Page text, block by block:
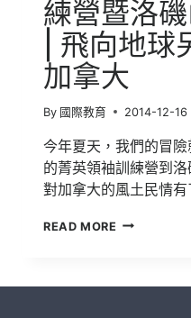
山
脈
生
態
之
旅
加
拿
大
同
學
練營暨洛
| 飛向地
加拿大
By 國際教育 2014-12-16
今年夏天，我們的冒
的菁英領袖訓練營到
對加拿大的風土民情
READ MORE 加
哥